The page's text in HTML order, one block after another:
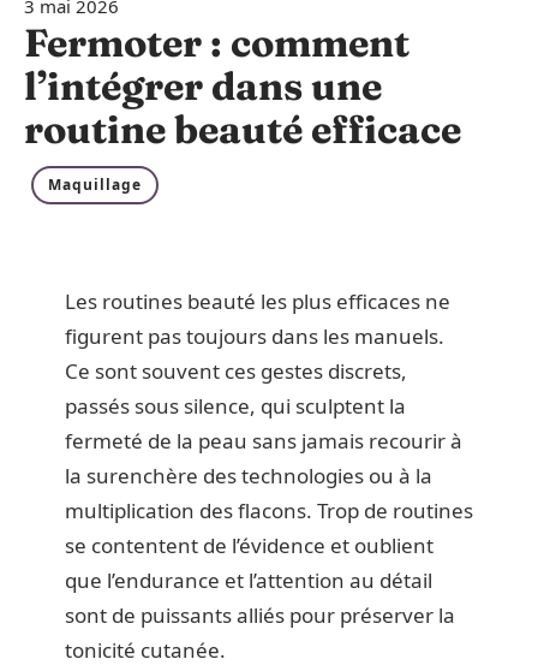
3 mai 2026
Fermoter : comment
l’intégrer dans une
routine beauté efficace
Maquillage
Les routines beauté les plus efficaces ne
figurent pas toujours dans les manuels.
Ce sont souvent ces gestes discrets,
passés sous silence, qui sculptent la
fermeté de la peau sans jamais recourir à
la surenchère des technologies ou à la
multiplication des flacons. Trop de routines
se contentent de l’évidence et oublient
que l’endurance et l’attention au détail
sont de puissants alliés pour préserver la
tonicité cutanée.